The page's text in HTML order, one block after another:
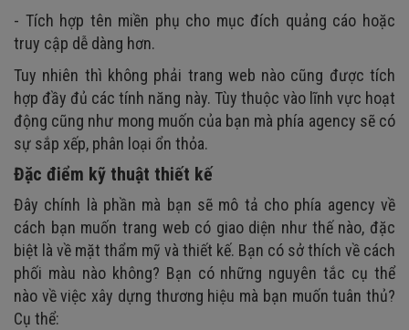
- Tích hợp tên miền phụ cho mục đích quảng cáo hoặc
truy cập dễ dàng hơn.
Tuy nhiên thì không phải trang web nào cũng được tích
hợp đầy đủ các tính năng này. Tùy thuộc vào lĩnh vực hoạt
động cũng như mong muốn của bạn mà phía agency sẽ có
sự sắp xếp, phân loại ổn thỏa.
Đặc điểm kỹ thuật thiết kế
Đây chính là phần mà bạn sẽ mô tả cho phía agency về
cách bạn muốn trang web có giao diện như thế nào, đặc
biệt là về mặt thẩm mỹ và thiết kế. Bạn có sở thích về cách
phối màu nào không? Bạn có những nguyên tắc cụ thể
nào về việc xây dựng thương hiệu mà bạn muốn tuân thủ?
Cụ thể: